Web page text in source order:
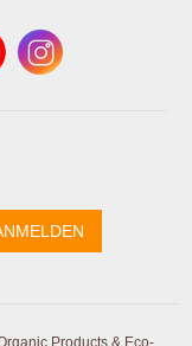
Products & Eco-